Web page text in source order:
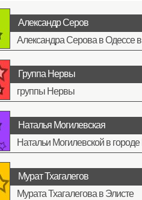
Александр Серов
Александра Серова в Одессе в
Группа Нервы
группы Нервы
Наталья Могилевская
Натальи Могилевской в
Мурат Тхагалегов
Мурата Тхагалегова в Элисте